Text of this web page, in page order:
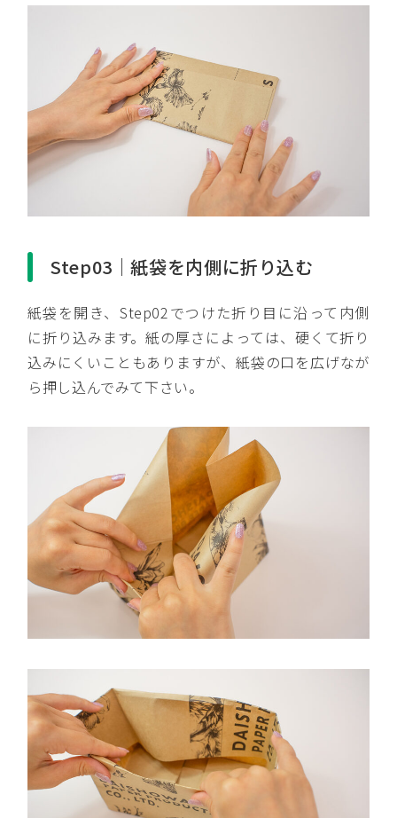
Step03｜紙袋を内側に折り込む
紙袋を開き、Step02でつけた折り目に沿って内側
に折り込みます。紙の厚さによっては、硬くて折り
込みにくいこともありますが、紙袋の口を広げなが
ら押し込んでみて下さい。